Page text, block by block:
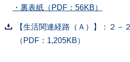
・裏表紙（PDF：56KB）
【生活関連経路（Ａ）】：２－
（PDF：1,205KB）